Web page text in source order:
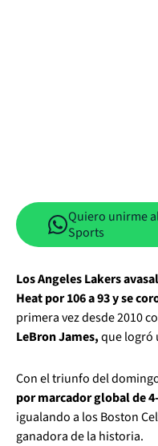
Quiero unirme
Sports
Los Angeles Lakers
Heat por 106 a 93 y se
primera vez desde 2010
LeBron James,que logró
Con el triunfo del
por marcador global de
igualando a los Boston
ganadora de la historia.